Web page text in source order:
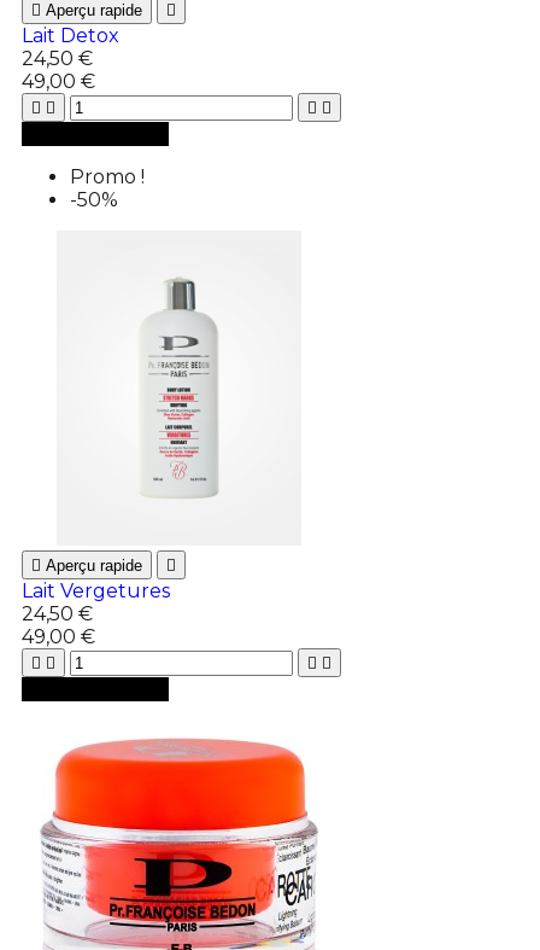
 Aperçu rapide 
Lait Detox
24,50 €
49,00 €
   
Promo !
-50%
 Aperçu rapide 
Lait Vergetures
24,50 €
49,00 €
   